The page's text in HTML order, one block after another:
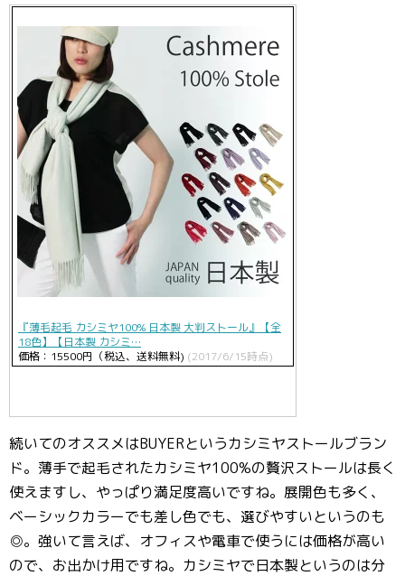
『薄毛起毛 カシミヤ100% 日本製 大判ストール』【全
18色】【日本製 カシミ…
価格：15500円（税込、送料無料) (2017/6/15時点)
続いてのオススメはBUYERというカシミヤストールブラン
ド。薄手で起毛されたカシミヤ100%の贅沢ストールは長く
使えますし、やっぱり満足度高いですね。展開色も多く、
ベーシックカラーでも差し色でも、選びやすいというのも
◎。強いて言えば、オフィスや電車で使うには価格が高い
ので、お出かけ用ですね。カシミヤで日本製というのは分